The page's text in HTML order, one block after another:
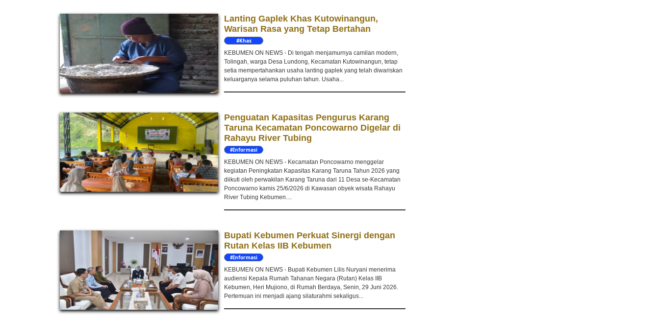
Lanting Gaplek Khas Kutowinangun,
Warisan Rasa yang Tetap Bertahan
#Khas
KEBUMEN ON NEWS - Di tengah menjamurnya camilan modern,
Tolingah, warga Desa Lundong, Kecamatan Kutowinangun, tetap
setia mempertahankan usaha lanting gaplek yang telah diwariskan
keluarganya selama puluhan tahun. Usaha...
Penguatan Kapasitas Pengurus Karang
Taruna Kecamatan Poncowarno Digelar di
Rahayu River Tubing
#Informasi
KEBUMEN ON NEWS - Kecamatan Poncowarno menggelar
kegiatan Peningkatan Kapasitas Karang Taruna Tahun 2026 yang
diikuti oleh perwakilan Karang Taruna dari 11 Desa se-Kecamatan
Poncowarno kamis 25/6/2026 di Kawasan obyek wisata Rahayu
River Tubing Kebumen....
Bupati Kebumen Perkuat Sinergi dengan
Rutan Kelas IIB Kebumen
#Informasi
KEBUMEN ON NEWS - Bupati Kebumen Lilis Nuryani menerima
audiensi Kepala Rumah Tahanan Negara (Rutan) Kelas IIB
Kebumen, Heri Mujiono, di Rumah Berdaya, Senin, 29 Juni 2026.
Pertemuan ini menjadi ajang silaturahmi sekaligus...